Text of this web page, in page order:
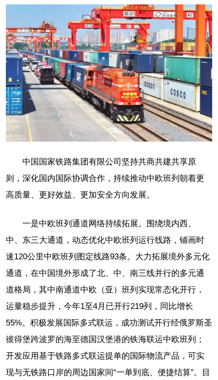
中国国家铁路集团有限公司坚持共商共建共享原
则，深化国内国际协调合作，持续推动中欧班列朝着更
高质量、更好效益、更加安全方向发展。
一是中欧班列通道网络持续拓展。围绕境内西、
中、东三大通道，动态优化中欧班列运行线路，铺画时
速120公里中欧班列图定线路93条。大力拓展境外多元化
通道，在中国境外形成了北、中、南三线并行的多元通
道格局，其中南通道中欧（亚）班列实现常态化开行，
运量稳步提升，今年1至4月已开行219列，同比增长
55%。积极发展国际多式联运，成功测试开行经俄罗斯圣
彼得堡跨波罗的海至德国汉堡港的铁海联运中欧班列；
开发应用基于铁路多式联运提单的国际物流产品，可实
现与无铁路口岸的周边国家间“一单到底、便捷结算”。目